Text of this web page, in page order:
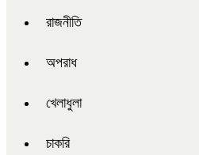
রাজনীতি
অপরাধ
খেলাধুলা
চাকরি